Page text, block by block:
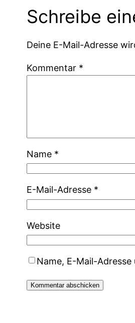
Schreibe
Deine E-Mail-Adresse
Kommentar *
Name *
E-Mail-Adresse *
Website
Name, E-Mail-